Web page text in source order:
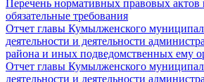
Перечень нормативных правовых
обязательные требования
Отчет главы Кумылженского
деятельности и деятельности
района и иных подведомственных ему
Отчет главы Кумылженского
деятельности и деятельности